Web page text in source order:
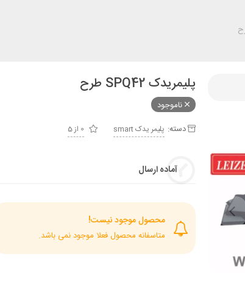
پلیمریدک SPQ42 طرح
ناموجود
دسته: پليمر يدک smart 0 از 5
آماده ارسال
محصول موجود نیست!
متاسفانه محصول فعلا موجود نمی باشد.